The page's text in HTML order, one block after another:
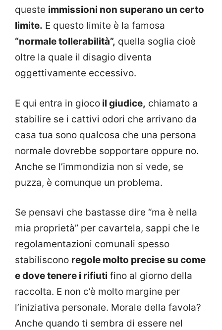
queste immissioni non superano un certo
limite. E questo limite è la famosa
“normale tollerabilità”, quella soglia cioè
oltre la quale il disagio diventa
oggettivamente eccessivo.
E qui entra in gioco il giudice, chiamato a
stabilire se i cattivi odori che arrivano da
casa tua sono qualcosa che una persona
normale dovrebbe sopportare oppure no.
Anche se l’immondizia non si vede, se
puzza, è comunque un problema.
Se pensavi che bastasse dire “ma è nella
mia proprietà” per cavartela, sappi che le
regolamentazioni comunali spesso
stabiliscono regole molto precise su come
e dove tenere i rifiuti fino al giorno della
raccolta. E non c’è molto margine per
l’iniziativa personale. Morale della favola?
Anche quando ti sembra di essere nel